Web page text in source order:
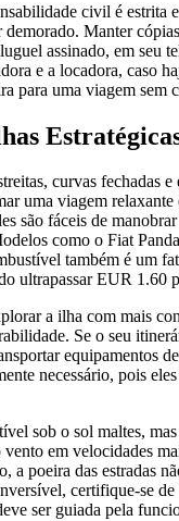
civil é estrita
demorado. Manter
assinado, em seu
e a locadora, caso
para uma viagem sem
curvas fechadas
uma viagem
são fáceis de
como o Fiat
também é um
ultrapassar EUR 1.60
a ilha com mais
Se o seu
equipamentos
necessário, pois
sob o sol maltes,
em velocidades
a poeira das estradas
certifique-se
ser guiada pela